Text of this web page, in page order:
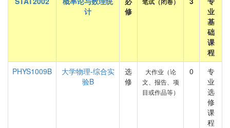
计
修
笔试（闭卷）
业
基
础
课
程
PHYS1009B
大学物理-综合实
验B
选
修
大作业（论
文、报告、项
目或作品等）
0
专
业
选
修
课
程